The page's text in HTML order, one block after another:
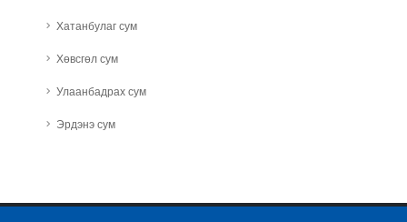
Хатанбулаг сум
Хөвсгөл сум
Улаанбадрах сум
Эрдэнэ сум